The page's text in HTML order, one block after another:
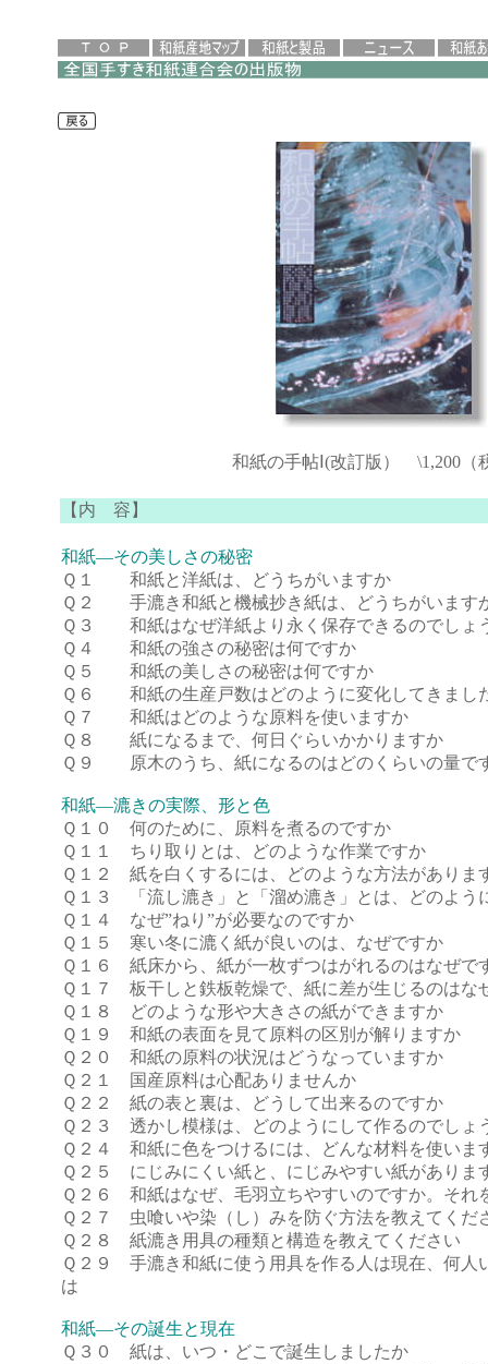
和紙の手帖Ⅰ(改訂版） \1,200（
【内 容】
和紙―その美しさの秘密
Ｑ１ 和紙と洋紙は、どうちがいますか
Ｑ２ 手漉き和紙と機械抄き紙は、どうちがいます
Ｑ３ 和紙はなぜ洋紙より永く保存できるのでしょ
Ｑ４ 和紙の強さの秘密は何ですか
Ｑ５ 和紙の美しさの秘密は何ですか
Ｑ６ 和紙の生産戸数はどのように変化してきまし
Ｑ７ 和紙はどのような原料を使いますか
Ｑ８ 紙になるまで、何日ぐらいかかりますか
Ｑ９ 原木のうち、紙になるのはどのくらいの量で
和紙―漉きの実際、形と色
Ｑ１０ 何のために、原料を煮るのですか
Ｑ１１ ちり取りとは、どのような作業ですか
Ｑ１２ 紙を白くするには、どのような方法がありま
Ｑ１３ 「流し漉き」と「溜め漉き」とは、どのよう
Ｑ１４ なぜ”ねり”が必要なのですか
Ｑ１５ 寒い冬に漉く紙が良いのは、なぜですか
Ｑ１６ 紙床から、紙が一枚ずつはがれるのはなぜで
Ｑ１７ 板干しと鉄板乾燥で、紙に差が生じるのはな
Ｑ１８ どのような形や大きさの紙ができますか
Ｑ１９ 和紙の表面を見て原料の区別が解りますか
Ｑ２０ 和紙の原料の状況はどうなっていますか
Ｑ２１ 国産原料は心配ありませんか
Ｑ２２ 紙の表と裏は、どうして出来るのですか
Ｑ２３ 透かし模様は、どのようにして作るのでしょ
Ｑ２４ 和紙に色をつけるには、どんな材料を使いま
Ｑ２５ にじみにくい紙と、にじみやすい紙がありま
Ｑ２６ 和紙はなぜ、毛羽立ちやすいのですか。それ
Ｑ２７ 虫喰いや染（し）みを防ぐ方法を教えてくだ
Ｑ２８ 紙漉き用具の種類と構造を教えてください
Ｑ２９ 手漉き和紙に使う用具を作る人は現在、何人
は
和紙―その誕生と現在
Ｑ３０ 紙は、いつ・どこで誕生しましたか